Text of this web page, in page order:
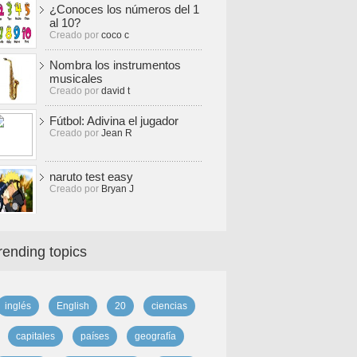
¿Conoces los números del 1
al 10?
Creado por coco c
Nombra los instrumentos
musicales
Creado por david t
Fútbol: Adivina el jugador
Creado por Jean R
naruto test easy
Creado por Bryan J
topics
inglés English 20 ciencias
capitales países geografía